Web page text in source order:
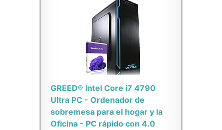
GREED® Intel Core i7 4790
Ultra PC - Ordenador de
sobremesa para el hogar y la
Oficina - PC rápido con 4.0